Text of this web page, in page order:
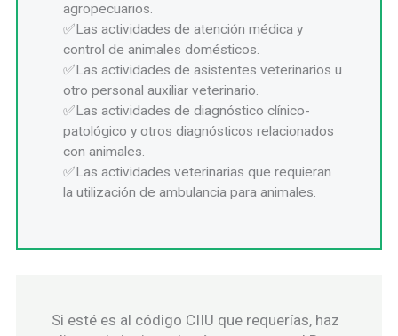
agropecuarios.
Las actividades de atención médica y
control de animales domésticos.
Las actividades de asistentes veterinarios u
otro personal auxiliar veterinario.
Las actividades de diagnóstico clínico-
patológico y otros diagnósticos relacionados
con animales.
Las actividades veterinarias que requieran
la utilización de ambulancia para animales.
Si esté es al código CIIU que requerías, haz